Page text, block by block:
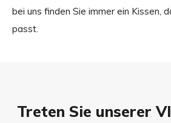
bei uns finden Sie immer ein Kissen,
passt.
Treten Sie unserer